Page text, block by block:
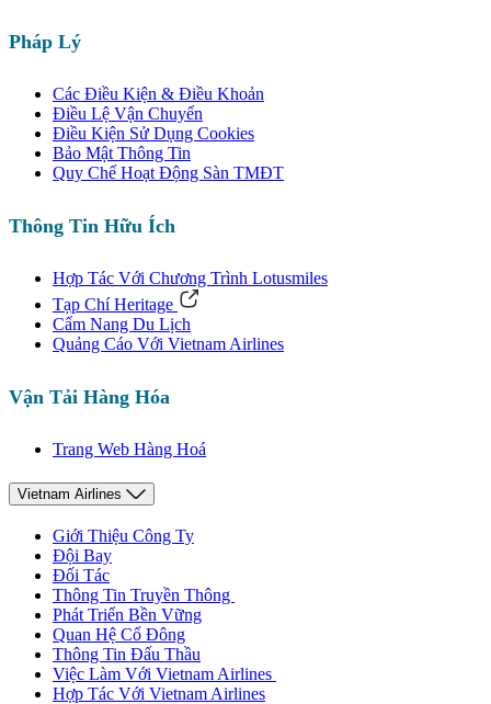
Pháp Lý
Các Điều Kiện & Điều Khoản
Điều Lệ Vận Chuyển
Điều Kiện Sử Dụng Cookies
Bảo Mật Thông Tin
Quy Chế Hoạt Động Sàn TMĐT
Thông Tin Hữu Ích
Hợp Tác Với Chương Trình Lotusmiles
Tạp Chí Heritage
Cẩm Nang Du Lịch
Quảng Cáo Với Vietnam Airlines
Vận Tải Hàng Hóa
Trang Web Hàng Hoá
Vietnam Airlines
Giới Thiệu Công Ty
Đội Bay
Đối Tác
Thông Tin Truyền Thông
Phát Triển Bền Vững
Quan Hệ Cổ Đông
Thông Tin Đấu Thầu
Việc Làm Với Vietnam Airlines
Hợp Tác Với Vietnam Airlines